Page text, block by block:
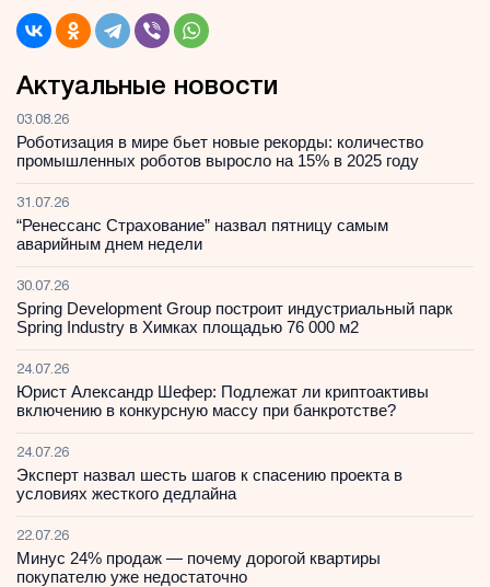
Актуальные новости
03.08.26
Роботизация в мире бьет новые рекорды: количество
промышленных роботов выросло на 15% в 2025 году
31.07.26
“Ренессанс Страхование” назвал пятницу самым
аварийным днем недели
30.07.26
Spring Development Group построит индустриальный парк
Spring Industry в Химках площадью 76 000 м2
24.07.26
Юрист Александр Шефер: Подлежат ли криптоактивы
включению в конкурсную массу при банкротстве?
24.07.26
Эксперт назвал шесть шагов к спасению проекта в
условиях жесткого дедлайна
22.07.26
Минус 24% продаж — почему дорогой квартиры
покупателю уже недостаточно